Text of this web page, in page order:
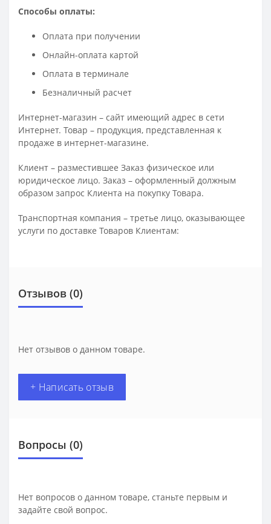
Способы оплаты:
Оплата при получении
Онлайн-оплата картой
Оплата в терминале
Безналичный расчет
Интернет-магазин – сайт имеющий адрес в сети
Интернет. Товар – продукция, представленная к
продаже в интернет-магазине.
Клиент – разместившее Заказ физическое или
юридическое лицо. Заказ – оформленный должным
образом запрос Клиента на покупку Товара.
Транспортная компания – третье лицо, оказывающее
услуги по доставке Товаров Клиентам:
Отзывов (0)
Нет отзывов о данном товаре.
+ Написать отзыв
Вопросы (0)
Нет вопросов о данном товаре, станьте первым и
задайте свой вопрос.